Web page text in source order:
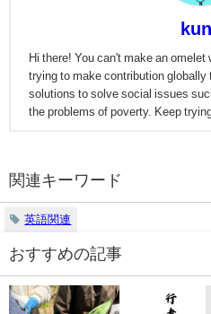
Hi there! You can't make an
trying to make contribution globally
solutions to solve social issues
the problems of poverty. Keep
関連キーワード
英語関連
おすすめの記事